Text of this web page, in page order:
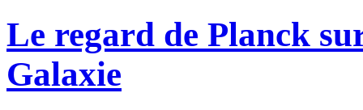
Le regard de Planck
Galaxie